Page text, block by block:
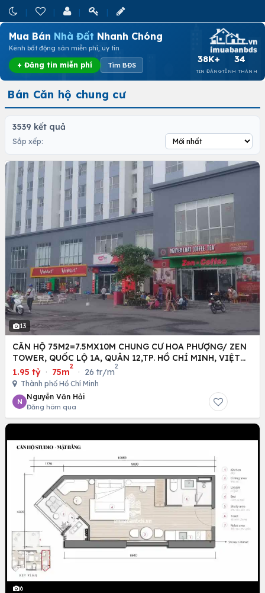
Mua Bán Nhà Đất Nhanh Chóng
Kênh bất động sản miễn phí, uy tín
+ Đăng tin miễn phí Tìm BĐS
38K+
TIN ĐĂNG
34
TỈNH THÀNH
Bán Căn hộ chung cư
3539 kết quả
Sắp xếp:
13
CĂN HỘ 75M2=7.5MX10M CHUNG CƯ HOA PHƯỢNG/ ZEN
TOWER, QUỐC LỘ 1A, QUÂN 12,TP. HỒ CHÍ MINH, VIỆT
NAM
1.95 tỷ · 75m
2
· 26 tr/m
2
Thành phố Hồ Chí Minh
N
Nguyễn Văn Hải
Đăng hôm qua
6